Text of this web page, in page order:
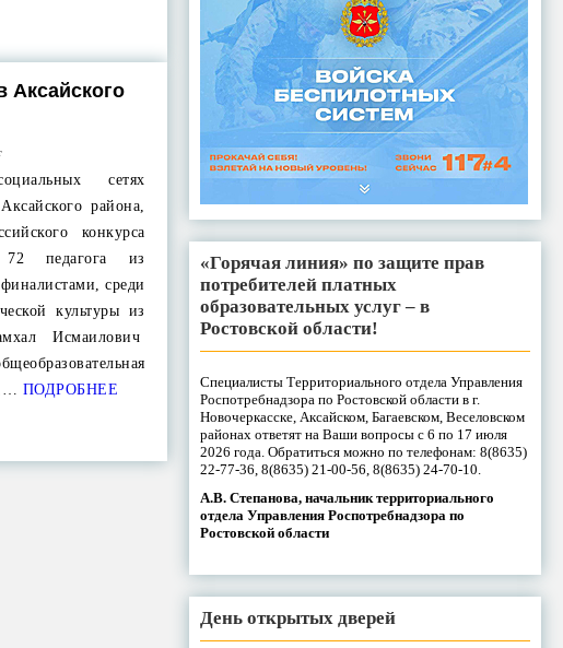
Аксайского
сетях
района,
конкурса
72 педагога из
среди
культуры из
Исмаилович
ПОДРОБНЕЕ
«Горячая линия» по защите прав
потребителей платных
образовательных услуг – в
Ростовской области!
Специалисты Территориального отдела Управления
Роспотребнадзора по Ростовской области в г.
Новочеркасске, Аксайском, Багаевском, Веселовском
районах ответят на Ваши вопросы с 6 по 17 июля
2026 года. Обратиться можно по телефонам: 8(8635)
22-77-36, 8(8635) 21-00-56, 8(8635) 24-70-10.
А.В. Степанова, начальник территориального
отдела Управления Роспотребнадзора по
Ростовской области
День открытых дверей